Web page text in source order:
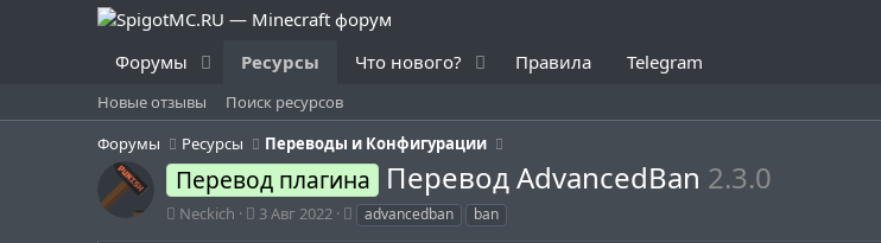
Форумы Ресурсы Что нового? Правила Telegram
Новые отзывы
Поиск ресурсов
Форумы
Ресурсы Переводы и Конфигурации
Перевод плагина Перевод AdvancedBan 2.3.0
А
Neckich
Д
3 Авг 2022
Т advancedban ban